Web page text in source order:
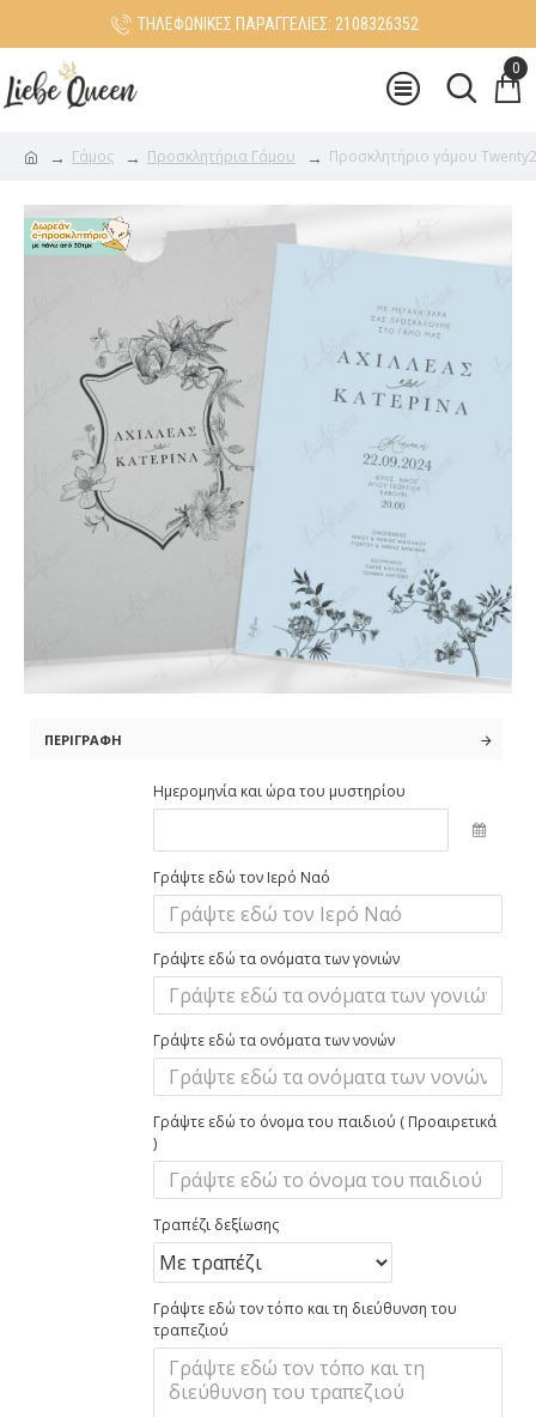
ΤΗΛΕΦΩΝΙΚΕΣ ΠΑΡΑΓΓΕΛΙΕΣ: 2108326352
0
Γάμος Προσκλητήρια Γάμου Προσκλητήριο γάμου
ΠΕΡΙΓΡΑΦΉ
Ημερομηνία και ώρα του μυστηρίου
Γράψτε εδώ τον Ιερό Ναό
Γράψτε εδώ τα ονόματα των γονιών
Γράψτε εδώ τα ονόματα των νονών
Γράψτε εδώ το όνομα του παιδιού ( Προαιρετικά
)
Τραπέζι δεξίωσης
Γράψτε εδώ τον τόπο και τη διεύθυνση του
τραπεζιού